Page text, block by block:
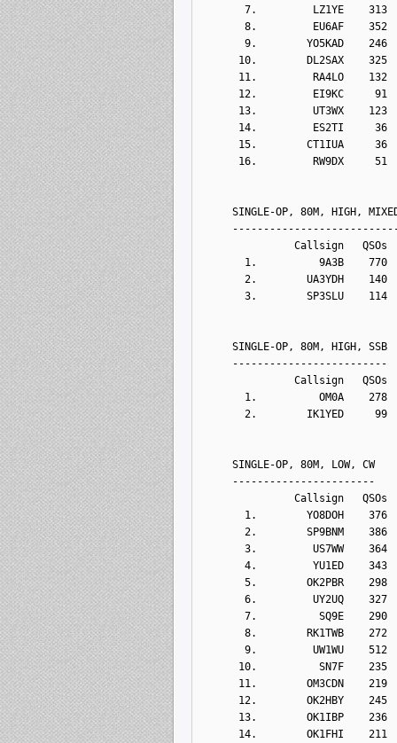
7.         LZ1YE    313
8.         EU6AF    352
9.        YO5KAD    246
10.        DL2SAX    325
11.         RA4LO    132
12.         EI9KC     91
13.         UT3WX    123
14.         ES2TI     36
15.        CT1IUA     36
16.         RW9DX     51
SINGLE-OP, 80M, HIGH,
Callsign   QSOs  Points
1.          9A3B    770
2.        UA3YDH    140
3.        SP3SLU    114
SINGLE-OP, 80M, HIGH, SSB
-------------------------
Callsign   QSOs  Points
1.          OM0A    278
2.        IK1YED     99
SINGLE-OP, 80M, LOW, CW
-----------------------
Callsign   QSOs  Points
1.        YO8DOH    376
2.        SP9BNM    386
3.         US7WW    364
4.         YU1ED    343
5.        OK2PBR    298
6.         UY2UQ    327
7.          SQ9E    290
8.        RK1TWB    272
9.         UW1WU    512
10.          SN7F    235
11.        OM3CDN    219
12.        OK2HBY    245
13.        OK1IBP    236
14.        OK1FHI    211